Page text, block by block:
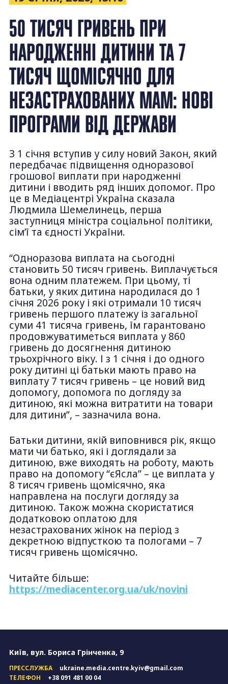
50 ТИСЯЧ ГРИВЕНЬ ПРИ
НАРОДЖЕННІ ДИТИНИ ТА 7
ТИСЯЧ ЩОМІСЯЧНО ДЛЯ
НЕЗАСТРАХОВАНИХ МАМ: НОВІ
ПРОГРАМИ ВІД ДЕРЖАВИ
З 1 січня вступив у силу новий Закон, який
передбачає підвищення одноразової
грошової виплати при народженні
дитини і вводить ряд інших допомог. Про
це в Медіацентрі Україна сказала
Людмила Шемелинець, перша
заступниця міністра соціальної політики,
сім’ї та єдності України.
“Одноразова виплата на сьогодні
становить 50 тисяч гривень. Виплачується
вона одним платежем. При цьому, ті
батьки, у яких дитина народилася до 1
січня 2026 року і які отримали 10 тисяч
гривень першого платежу із загальної
суми 41 тисяча гривень, їм гарантовано
продовжуватиметься виплата у 860
гривень до досягнення дитиною
трьохрічного віку. І з 1 січня і до одного
року дитині ці батьки мають право на
виплату 7 тисяч гривень – це новий вид
допомогу, допомога по догляду за
дитиною, які можна витратити на товари
для дитини”, – зазначила вона.
Батьки дитини, якій виповнився рік, якщо
мати чи батько, які і доглядали за
дитиною, вже виходять на роботу, мають
право на допомогу “єЯсла” – це виплата у
8 тисяч гривень щомісячно, яка
направлена на послуги догляду за
дитиною. Також можна скористатися
додатковою оплатою для
незастрахованих жінок на період з
декретною відпусткою та пологами – 7
тисяч гривень щомісячно.
Читайте більше:
https://mediacenter.org.ua/uk/novini
Київ, вул. Бориса Грінченка, 9
ПРЕССЛУЖБА
ukraine.media.centre.kyiv@gmail.com
ТЕЛЕФОН
+38 091 481 00 04